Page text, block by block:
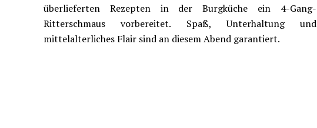
überlieferten Rezepten in der Burgküche ein 4-Gang-
Ritterschmaus vorbereitet. Spaß, Unterhaltung und
mittelalterliches Flair sind an diesem Abend garantiert.